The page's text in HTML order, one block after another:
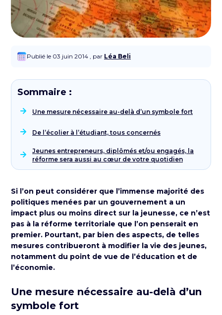
Publié le 03 juin 2014 , par Léa Beli
Sommaire :
Une mesure nécessaire au-delà d’un symbole fort
De l’écolier à l’étudiant, tous concernés
Jeunes entrepreneurs, diplômés et/ou engagés, la
réforme sera aussi au cœur de votre quotidien
Si l’on peut considérer que l’immense majorité des
politiques menées par un gouvernement a un
impact plus ou moins direct sur la jeunesse, ce n’est
pas à la réforme territoriale que l’on penserait en
premier. Pourtant, par bien des aspects, de telles
mesures contribueront à modifier la vie des jeunes,
notamment du point de vue de l’éducation et de
l’économie.
Une mesure nécessaire au-delà d’un
symbole fort